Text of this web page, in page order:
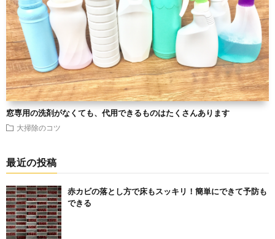
窓専用の洗剤がなくても、代用できるものはたくさんあります
大掃除のコツ
最近の投稿
赤カビの落とし方で床もスッキリ！簡単にできて予防も
できる